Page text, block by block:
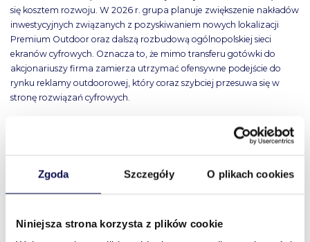
Zgoda Szczegóły O plikach cookies
Niniejsza strona korzysta z plików cookie
się kosztem rozwoju. W 2026 r. grupa planuje zwiększenie nakładów
inwestycyjnych związanych z pozyskiwaniem nowych lokalizacji
Premium Outdoor oraz dalszą rozbudową ogólnopolskiej sieci
ekranów cyfrowych. Oznacza to, że mimo transferu gotówki do
akcjonariuszy firma zamierza utrzymać ofensywne podejście do
rynku reklamy outdoorowej, który coraz szybciej przesuwa się w
stronę rozwiązań cyfrowych.
Spółka podkreśla, że przejęcie Braughman Group Media Outdoor
było jednym z największych kroków rozwojowych Digital Network i
przypomina, że na zakup przeznaczono już łącznie 101,5 mln zł, a